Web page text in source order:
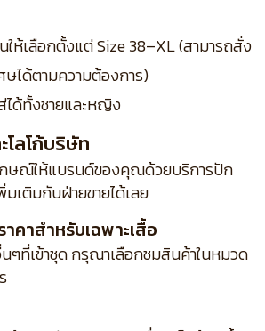
ให้เลือกตั้งแต่ Size 38–XL (สามารถสั่ง
ได้ตามความต้องการ)
ได้ทั้งชายและหญิง
ลโก้บริษัท
กษณ์ให้แบรนด์ของคุณด้วยบริการปัก
เติมกับฝ่ายขายได้เลย
คาสำหรับเฉพาะเสื้อ
ๆที่เข้าชุด กรุณาเลือกชมสินค้าในหมวด